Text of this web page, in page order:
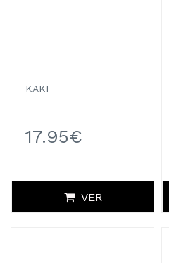
KAKI
17.95€
VER